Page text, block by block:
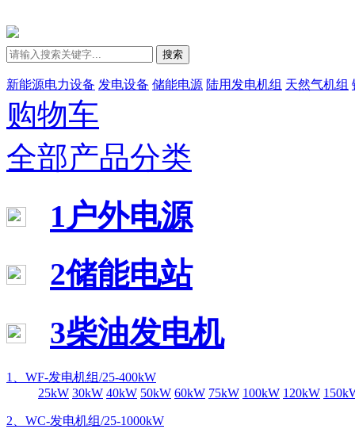
搜索
新能源电力设备 发电设备 储能电源 陆用发电机组 天然气机组
购物车
全部产品分类
1户外电源
2储能电站
3柴油发电机
1、WF-发电机组/25-400kW
25kW 30kW 40kW 50kW 60kW 75kW 100kW 120kW
2、WC-发电机组/25-1000kW